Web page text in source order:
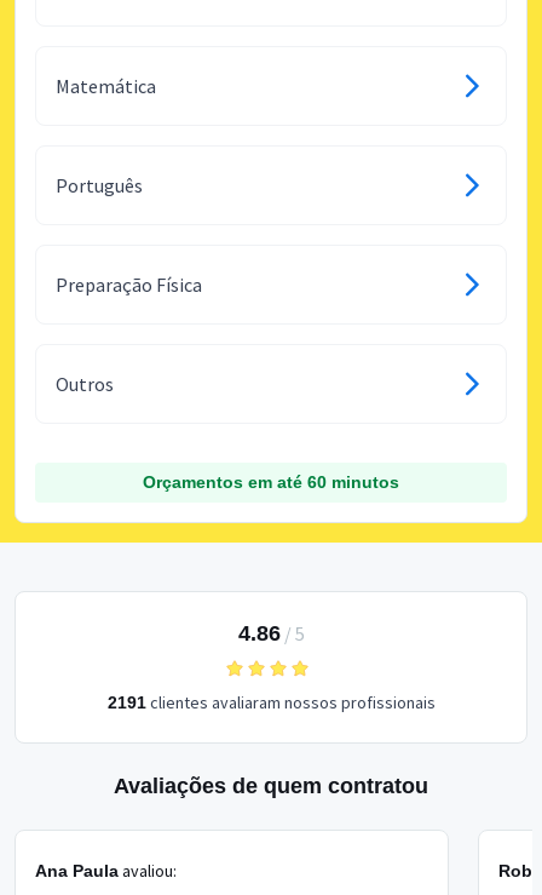
Matemática
Português
Preparação Física
Outros
Orçamentos em até 60 minutos
4.86/ 5
2191clientes avaliaram nossos profissionais
Avaliações de quem contratou
Ana Paulaavaliou: